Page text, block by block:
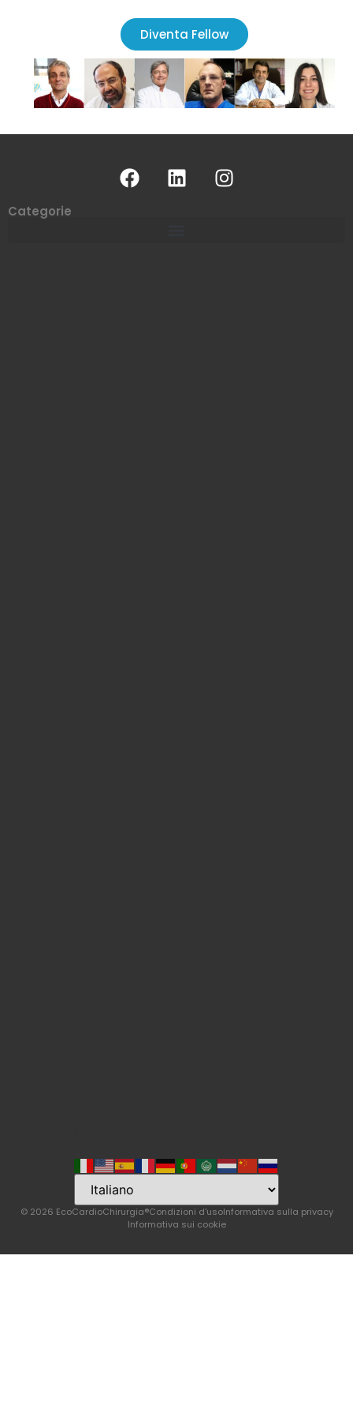
Diventa Fellow
Categorie
© 2026 EcoCardioChirurgia®Condizioni d'usoInformativa sulla privacy
Informativa sui cookie